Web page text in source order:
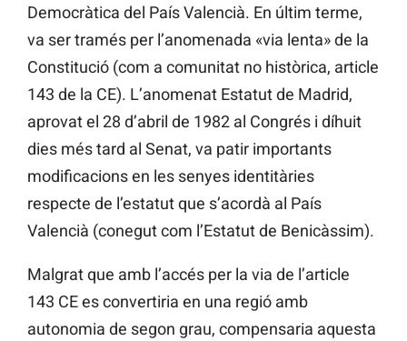
Democràtica del País Valencià. En últim terme,
va ser tramés per l’anomenada «via lenta» de la
Constitució (com a comunitat no històrica, article
143 de la CE). L’anomenat Estatut de Madrid,
aprovat el 28 d’abril de 1982 al Congrés i díhuit
dies més tard al Senat, va patir importants
modificacions en les senyes identitàries
respecte de l’estatut que s’acordà al País
Valencià (conegut com l’Estatut de Benicàssim).
Malgrat que amb l’accés per la via de l’article
143 CE es convertiria en una regió amb
autonomia de segon grau, compensaria aquesta